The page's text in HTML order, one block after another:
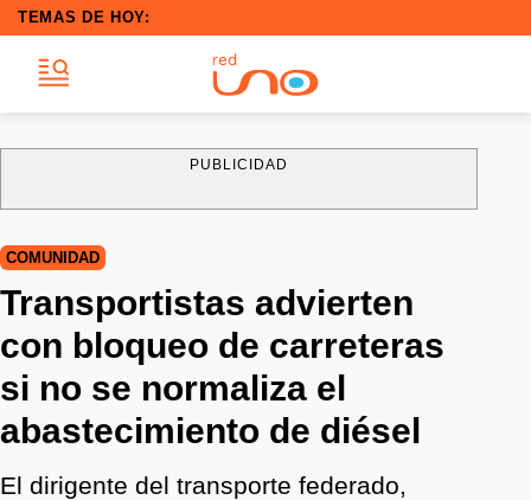
TEMAS DE HOY:
PUBLICIDAD
COMUNIDAD
Transportistas advierten
con bloqueo de carreteras
si no se normaliza el
abastecimiento de diésel
El dirigente del transporte federado,